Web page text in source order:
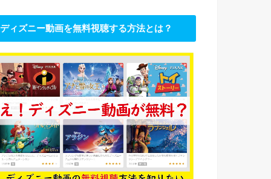
ディズニー動画を無料視聴する方法とは？